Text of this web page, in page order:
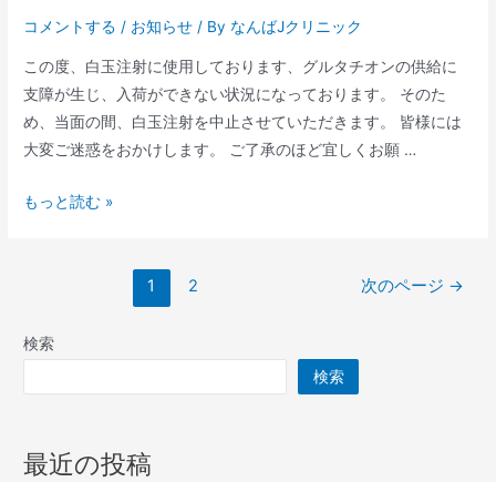
コメントする / お知らせ / By なんばJクリニック
この度、白玉注射に使用しております、グルタチオンの供給に
支障が生じ、入荷ができない状況になっております。 そのた
め、当面の間、白玉注射を中止させていただきます。 皆様には
大変ご迷惑をおかけします。 ご了承のほど宜しくお願 …
もっと読む »
1 2 次のページ →
検索
検索
最近の投稿